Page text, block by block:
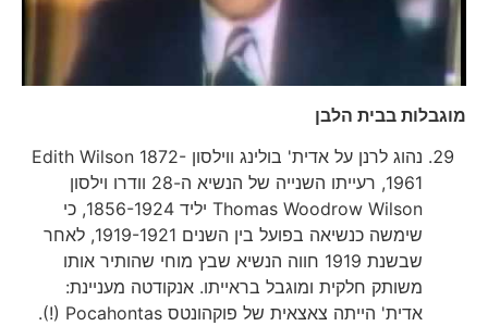
מוגבלות בבית הלבן
נהוג לרנן על אדית' בולינג ווילסון Edith Wilson 1872-
1961, רעייתו השנייה של הנשיא ה-28 וודרו וילסון
Thomas Woodrow Wilson יליד 1856-1924, כי
שימשה כנשיאה בפועל בין השנים 1919-1921, לאחר
שבשנת 1919 חווה הנשיא שבץ מוחי שהותיר אותו
משותק חלקית ומוגבל בראייתו. אנקודטה מעניינת:
אדית' הייתה צאצאית של פוקהונטס Pocahontas (!).